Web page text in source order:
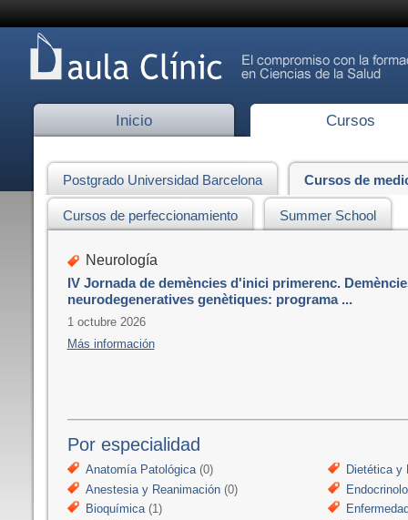
Inicio Cursos
Postgrado Universidad Barcelona Cursos de
Cursos de perfeccionamiento Summer School
Neurología
IV Jornada de demències d'inici primerenc.
neurodegeneratives genètiques: programa ...
1 octubre 2026
Más información
Por especialidad
Anatomía Patológica(0)
Anestesia y Reanimación(0)
Bioquímica(1)
Dietética y